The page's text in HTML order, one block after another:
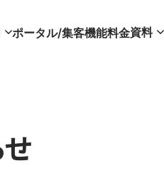
ポータル/集客機能料金資料